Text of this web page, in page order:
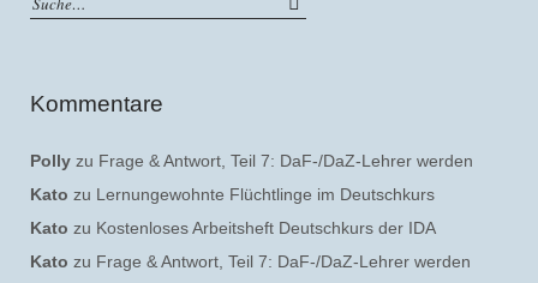
Kommentare
Polly zu Frage & Antwort, Teil 7: DaF-/DaZ-Lehrer werden
Kato zu Lernungewohnte Flüchtlinge im Deutschkurs
Kato zu Kostenloses Arbeitsheft Deutschkurs der IDA
Kato zu Frage & Antwort, Teil 7: DaF-/DaZ-Lehrer werden